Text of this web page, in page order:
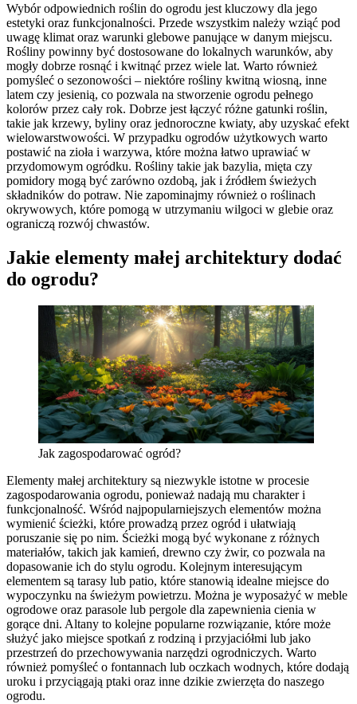
Wybór odpowiednich roślin do ogrodu jest kluczowy dla jego
estetyki oraz funkcjonalności. Przede wszystkim należy wziąć pod
uwagę klimat oraz warunki glebowe panujące w danym miejscu.
Rośliny powinny być dostosowane do lokalnych warunków, aby
mogły dobrze rosnąć i kwitnąć przez wiele lat. Warto również
pomyśleć o sezonowości – niektóre rośliny kwitną wiosną, inne
latem czy jesienią, co pozwala na stworzenie ogrodu pełnego
kolorów przez cały rok. Dobrze jest łączyć różne gatunki roślin,
takie jak krzewy, byliny oraz jednoroczne kwiaty, aby uzyskać efekt
wielowarstwowości. W przypadku ogrodów użytkowych warto
postawić na zioła i warzywa, które można łatwo uprawiać w
przydomowym ogródku. Rośliny takie jak bazylia, mięta czy
pomidory mogą być zarówno ozdobą, jak i źródłem świeżych
składników do potraw. Nie zapominajmy również o roślinach
okrywowych, które pomogą w utrzymaniu wilgoci w glebie oraz
ograniczą rozwój chwastów.
Jakie elementy małej architektury dodać
do ogrodu?
Jak zagospodarować ogród?
Elementy małej architektury są niezwykle istotne w procesie
zagospodarowania ogrodu, ponieważ nadają mu charakter i
funkcjonalność. Wśród najpopularniejszych elementów można
wymienić ścieżki, które prowadzą przez ogród i ułatwiają
poruszanie się po nim. Ścieżki mogą być wykonane z różnych
materiałów, takich jak kamień, drewno czy żwir, co pozwala na
dopasowanie ich do stylu ogrodu. Kolejnym interesującym
elementem są tarasy lub patio, które stanowią idealne miejsce do
wypoczynku na świeżym powietrzu. Można je wyposażyć w meble
ogrodowe oraz parasole lub pergole dla zapewnienia cienia w
gorące dni. Altany to kolejne popularne rozwiązanie, które może
służyć jako miejsce spotkań z rodziną i przyjaciółmi lub jako
przestrzeń do przechowywania narzędzi ogrodniczych. Warto
również pomyśleć o fontannach lub oczkach wodnych, które dodają
uroku i przyciągają ptaki oraz inne dzikie zwierzęta do naszego
ogrodu.